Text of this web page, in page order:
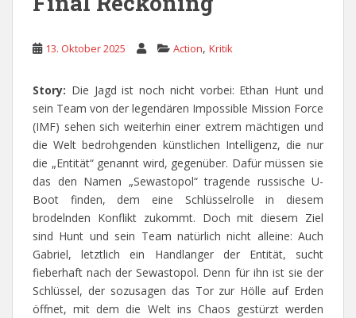
13. Oktober 2025 Action, Kritik
Story: Die Jagd ist noch nicht vorbei: Ethan Hunt und
sein Team von der legendären Impossible Mission Force
(IMF) sehen sich weiterhin einer extrem mächtigen und
die Welt bedrohgenden künstlichen Intelligenz, die nur
die „Entität“ genannt wird, gegenüber. Dafür müssen sie
das den Namen „Sewastopol“ tragende russische U-
Boot finden, dem eine Schlüsselrolle in diesem
brodelnden Konflikt zukommt. Doch mit diesem Ziel
sind Hunt und sein Team natürlich nicht alleine: Auch
Gabriel, letztlich ein Handlanger der Entität, sucht
fieberhaft nach der Sewastopol. Denn für ihn ist sie der
Schlüssel, der sozusagen das Tor zur Hölle auf Erden
öffnet, mit dem die Welt ins Chaos gestürzt werden